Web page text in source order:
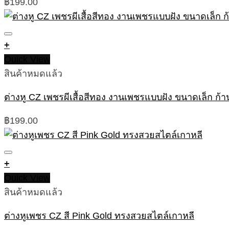
฿199.00
+
สินค้าหมดแล้ว
ต่างหู CZ เพชรผีเสื้อสีทอง งานเพชรแบบฝัง ขนาดเล็ก ก้า
฿199.00
+
สินค้าหมดแล้ว
ต่างหูเพชร CZ สี Pink Gold ทรงสวยสไตล์เกาหลี